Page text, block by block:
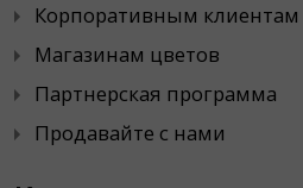
Корпоративным клиентам
Магазинам цветов
Партнерская программа
Продавайте с нами